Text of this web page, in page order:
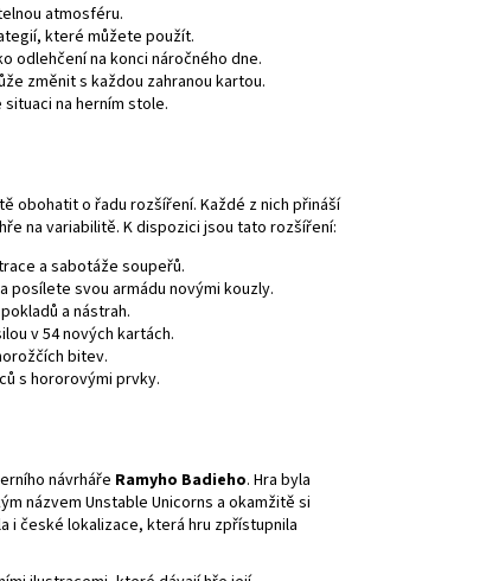
atmosféru.
které můžete použít.
odlehčení na konci náročného dne.
změnit s každou zahranou kartou.
na herním stole.
obohatit o řadu rozšíření. Každé z nich přináší
na variabilitě. K dispozici jsou tato rozšíření:
a sabotáže soupeřů.
svou armádu novými kouzly.
a nástrah.
v 54 nových kartách.
bitev.
s hororovými prvky.
návrháře Ramyho Badieho. Hra byla
názvem Unstable Unicorns a okamžitě si
i české lokalizace, která hru zpřístupnila